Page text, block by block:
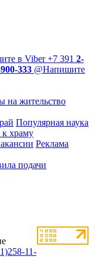
в Viber +7 391 2-
333 @Напишите
на жительство
Популярная наука
храму
Реклама
подачи
11-